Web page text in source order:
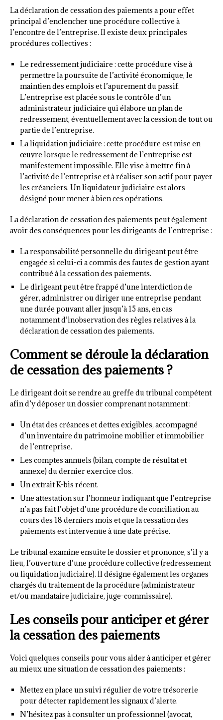
La déclaration de cessation des paiements a pour effet
principal d’enclencher une procédure collective à
l’encontre de l’entreprise. Il existe deux principales
procédures collectives :
Le redressement judiciaire : cette procédure vise à
permettre la poursuite de l’activité économique, le
maintien des emplois et l’apurement du passif.
L’entreprise est placée sous le contrôle d’un
administrateur judiciaire qui élabore un plan de
redressement, éventuellement avec la cession de tout ou
partie de l’entreprise.
La liquidation judiciaire : cette procédure est mise en
œuvre lorsque le redressement de l’entreprise est
manifestement impossible. Elle vise à mettre fin à
l’activité de l’entreprise et à réaliser son actif pour payer
les créanciers. Un liquidateur judiciaire est alors
désigné pour mener à bien ces opérations.
La déclaration de cessation des paiements peut également
avoir des conséquences pour les dirigeants de l’entreprise :
La responsabilité personnelle du dirigeant peut être
engagée si celui-ci a commis des fautes de gestion ayant
contribué à la cessation des paiements.
Le dirigeant peut être frappé d’une interdiction de
gérer, administrer ou diriger une entreprise pendant
une durée pouvant aller jusqu’à 15 ans, en cas
notamment d’inobservation des règles relatives à la
déclaration de cessation des paiements.
Comment se déroule la déclaration
de cessation des paiements ?
Le dirigeant doit se rendre au greffe du tribunal compétent
afin d’y déposer un dossier comprenant notamment :
Un état des créances et dettes exigibles, accompagné
d’un inventaire du patrimoine mobilier et immobilier
de l’entreprise.
Les comptes annuels (bilan, compte de résultat et
annexe) du dernier exercice clos.
Un extrait K-bis récent.
Une attestation sur l’honneur indiquant que l’entreprise
n’a pas fait l’objet d’une procédure de conciliation au
cours des 18 derniers mois et que la cessation des
paiements est intervenue à une date précise.
Le tribunal examine ensuite le dossier et prononce, s’il y a
lieu, l’ouverture d’une procédure collective (redressement
ou liquidation judiciaire). Il désigne également les organes
chargés du traitement de la procédure (administrateur
et/ou mandataire judiciaire, juge-commissaire).
Les conseils pour anticiper et gérer
la cessation des paiements
Voici quelques conseils pour vous aider à anticiper et gérer
au mieux une situation de cessation des paiements :
Mettez en place un suivi régulier de votre trésorerie
pour détecter rapidement les signaux d’alerte.
N’hésitez pas à consulter un professionnel (avocat,